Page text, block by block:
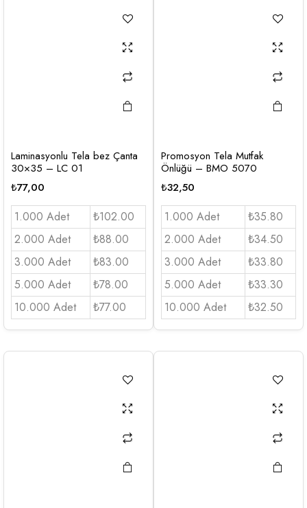
Laminasyonlu Tela bez Çanta
30×35 – LC 01
₺77,00
1.000 Adet
₺102.00
2.000 Adet
₺88.00
3.000 Adet
₺83.00
5.000 Adet
₺78.00
10.000 Adet
₺77.00
Promosyon Tela Mutfak
Önlüğü – BMO 5070
₺32,50
1.000 Adet
₺35.80
2.000 Adet
₺34.50
3.000 Adet
₺33.80
5.000 Adet
₺33.30
10.000 Adet
₺32.50